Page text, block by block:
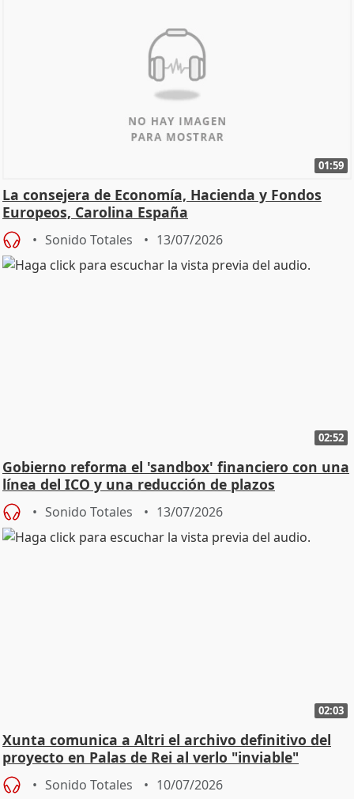
01:59
La consejera de Economía, Hacienda y Fondos
Europeos, Carolina España
Sonido Totales 13/07/2026
02:52
Gobierno reforma el 'sandbox' financiero con una
línea del ICO y una reducción de plazos
Sonido Totales 13/07/2026
02:03
Xunta comunica a Altri el archivo definitivo del
proyecto en Palas de Rei al verlo "inviable"
Sonido Totales 10/07/2026